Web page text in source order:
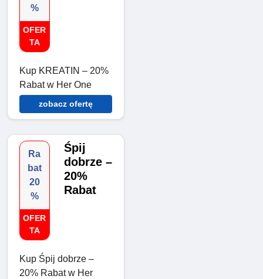
%
OFER
TA
Kup KREATIN – 20%
Rabat w Her One
zobacz ofertę
Ra
bat
20
%
OFER
TA
Śpij
dobrze –
20%
Rabat
Kup Śpij dobrze –
20% Rabat w Her